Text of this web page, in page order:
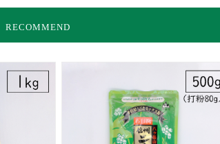
RECOMMEND